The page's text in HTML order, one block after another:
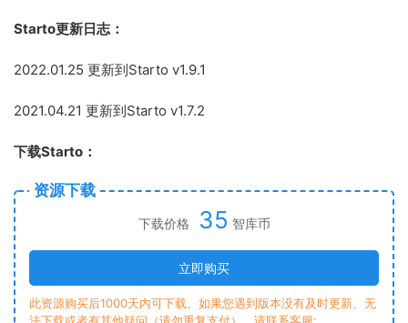
Starto更新日志：
2022.01.25 更新到Starto v1.9.1
2021.04.21 更新到Starto v1.7.2
下载Starto：
资源下载
下载价格 35 智库币
立即购买
此资源购买后1000天内可下载。如果您遇到版本没有及时更新、无